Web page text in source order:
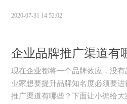
2020-07-31 14:52:02
企业品牌推广渠道有
现在企业都将一个品牌效应，没
业家想要提升品牌知名度必须要
推广渠道有哪些？下面让小编给大